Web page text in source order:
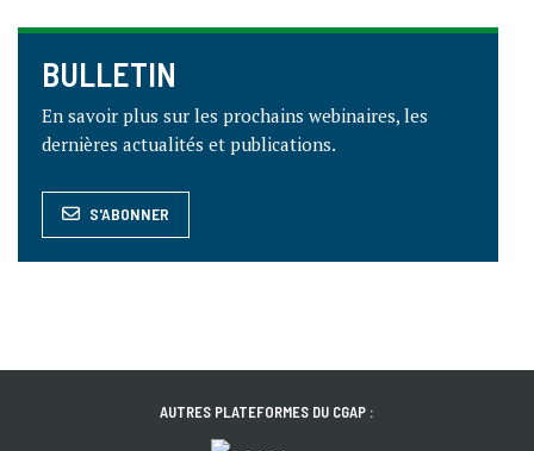
BULLETIN
En savoir plus sur les prochains webinaires, les
dernières actualités et publications.
S'ABONNER
AUTRES PLATEFORMES DU CGAP :